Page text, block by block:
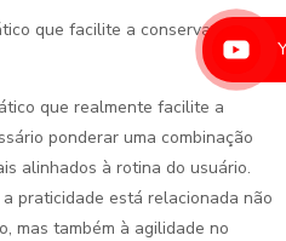
que facilite a conservação do
que realmente facilite a
ponderar uma combinação
alinhados à rotina do usuário.
praticidade está relacionada não
mas também à agilidade no